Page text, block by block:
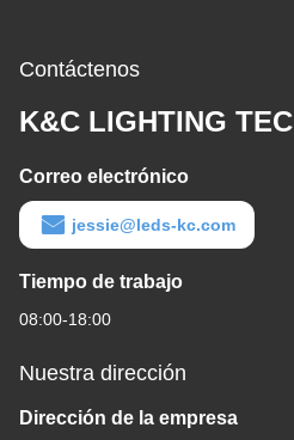
Contáctenos
K&C LIGHTING
Correo electrónico
jessie@leds-kc.com
Tiempo de trabajo
08:00-18:00
Nuestra dirección
Dirección de la empresa